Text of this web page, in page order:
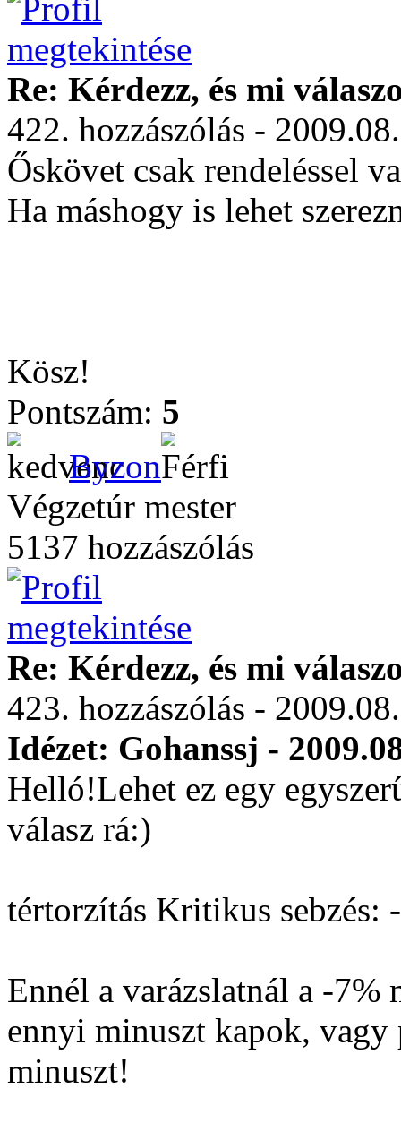
Re: Kérdezz, és mi
422. hozzászólás -
Őskövet csak rendeléssel
Ha máshogy is lehet
Kösz!
Pontszám: 5
Byzon
Végzetúr mester
5137 hozzászólás
Re: Kérdezz, és mi
423. hozzászólás -
Idézet: Gohanssj -
Helló!Lehet ez egy
válasz rá:)
tértorzítás Kritikus sebzés:
Ennél a varázslatnál a -
ennyi minuszt kapok,
minuszt!